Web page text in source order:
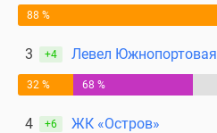
центры
Скидки
акции
Макс
88 %
3 +4 Левел Южнопортовая
32 % 68 %
4 +6 ЖК «Остров»